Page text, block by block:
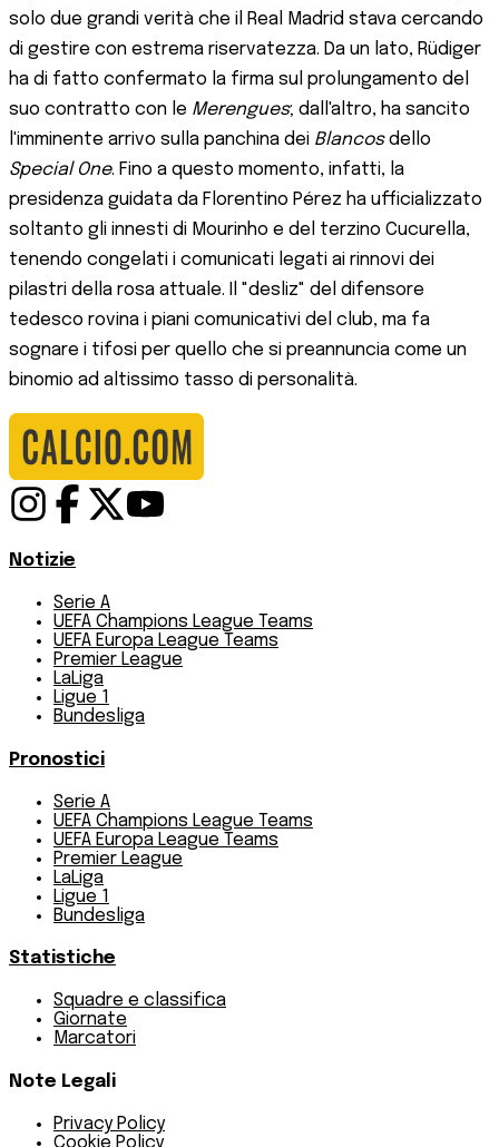
solo due grandi verità che il Real Madrid stava cercando
di gestire con estrema riservatezza. Da un lato, Rüdiger
ha di fatto confermato la firma sul prolungamento del
suo contratto con le Merengues; dall'altro, ha sancito
l'imminente arrivo sulla panchina dei Blancosdello
Special One. Fino a questo momento, infatti, la
presidenza guidata da Florentino Pérez ha ufficializzato
soltanto gli innesti di Mourinho e del terzino Cucurella,
tenendo congelati i comunicati legati ai rinnovi dei
pilastri della rosa attuale. Il "desliz" del difensore
tedesco rovina i piani comunicativi del club, ma fa
sognare i tifosi per quello che si preannuncia come un
binomio ad altissimo tasso di personalità.
Notizie
Serie A
UEFA Champions League Teams
UEFA Europa League Teams
Premier League
LaLiga
Ligue 1
Bundesliga
Pronostici
Serie A
UEFA Champions League Teams
UEFA Europa League Teams
Premier League
LaLiga
Ligue 1
Bundesliga
Statistiche
Squadre e classifica
Giornate
Marcatori
Note Legali
Privacy Policy
Cookie Policy